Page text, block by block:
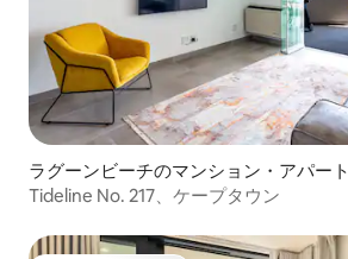
ラグーンビーチのマンション・アパート
Tideline No. 217、ケープタウン